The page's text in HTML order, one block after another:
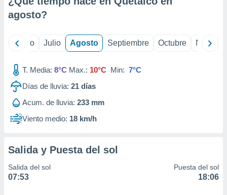
e
publicidad
publicidad
de
agosto?
Junio Julio Agosto Septiembre Octubre
T. Media: 8°C Max.: 10°C Min: 7°C
Días de lluvia: 21 días
Acum. de lluvia: 233 mm
Viento medio: 18 km/h
Salida y Puesta del sol
Salida del sol
07:53
Puesta del sol
18:06